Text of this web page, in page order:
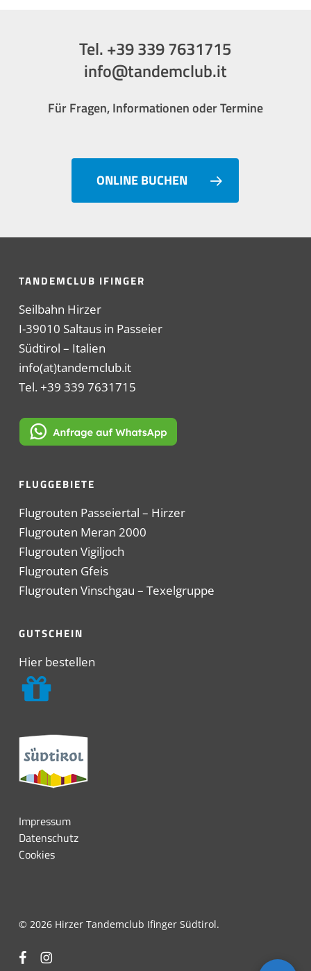
Tel. +39 339 7631715
info@tandemclub.it
Für Fragen, Informationen oder Termine
ONLINE BUCHEN
TANDEMCLUB IFINGER
Seilbahn Hirzer
I-39010 Saltaus in Passeier
Südtirol – Italien
info(at)tandemclub.it
Tel. +39 339 7631715
FLUGGEBIETE
Flugrouten Passeiertal – Hirzer
Flugrouten Meran 2000
Flugrouten Vigiljoch
Flugrouten Gfeis
Flugrouten Vinschgau – Texelgruppe
GUTSCHEIN
Hier bestellen
Impressum
Datenschutz
Cookies
© 2026 Hirzer Tandemclub Ifinger Südtirol.
facebookinstagram